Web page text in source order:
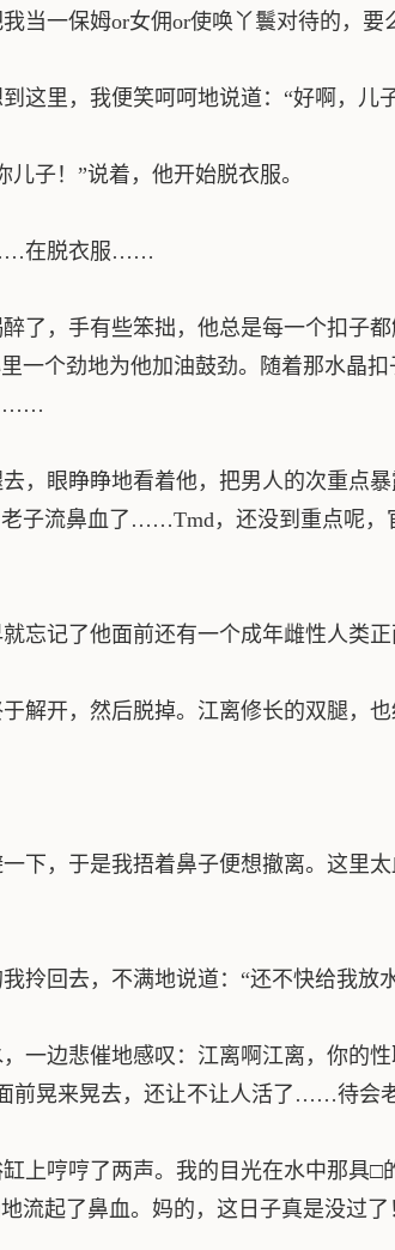
一保姆or女佣or使唤丫鬟对待的，要
这里，我便笑呵呵地说道：“好啊，儿
子！”说着，他开始脱衣服。
在脱衣服……
了，手有些笨拙，他总是每一个扣子
一个劲地为他加油鼓劲。随着那水晶
……
，眼睁睁地看着他，把男人的次重点
子流鼻血了……Tmd，还没到重点呢，
记了他面前还有一个成年雌性人类正
解开，然后脱掉。江离修长的双腿，
下，于是我捂着鼻子便想撤离。这里
拎回去，不满地说道：“还不快给我放
一边悲催地感叹：江离啊江离，你的
前晃来晃去，还让不让人活了……待
上哼哼了两声。我的目光在水中那具□
起了鼻血。妈的，这日子真是没过了